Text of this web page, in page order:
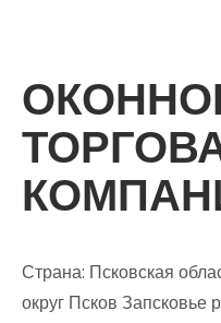
Страна: Псковская
округ Псков Запсковье